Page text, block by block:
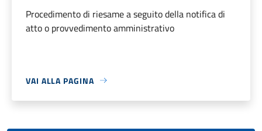
Procedimento di riesame a seguito della notifica di
atto o provvedimento amministrativo
VAI ALLA PAGINA